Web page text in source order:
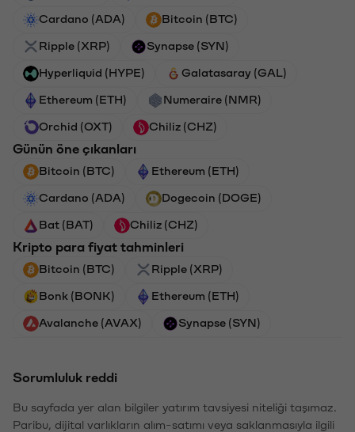
Cardano (ADA) Bitcoin (BTC)
Ripple (XRP) Synapse (SYN)
Hyperliquid (HYPE) Galatasaray (GAL)
Ethereum (ETH) Numeraire (NMR)
Orchid (OXT) Chiliz (CHZ)
Günün öne çıkanları
Bitcoin (BTC) Ethereum (ETH)
Cardano (ADA) Dogecoin (DOGE)
Bat (BAT) Chiliz (CHZ)
Kripto para fiyat tahminleri
Bitcoin (BTC) Ripple (XRP)
Bonk (BONK) Ethereum (ETH)
Avalanche (AVAX) Synapse (SYN)
Sorumluluk reddi
Bu sayfada yer alan bilgiler yatırım tavsiyesi niteliği taşımaz.
Paribu, dijital varlıkların alım-satımı veya saklanmasıyla ilgili